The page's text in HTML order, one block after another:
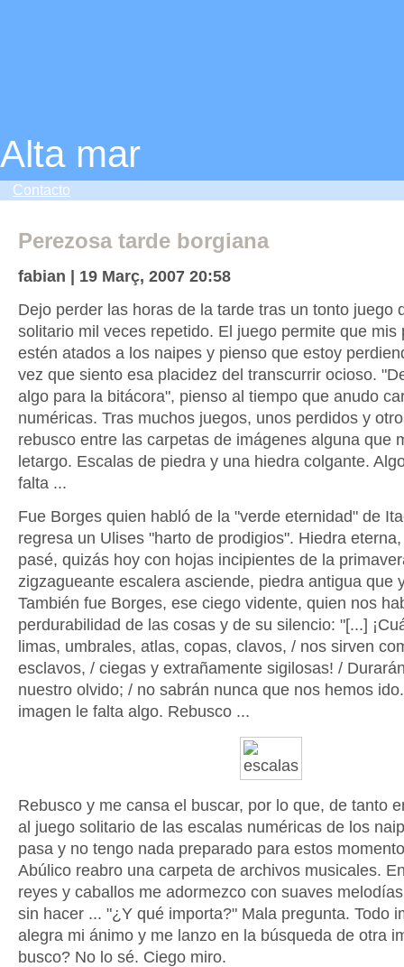
Alta mar
Contacto
Perezosa tarde borgiana
fabian | 19 Març, 2007 20:58
Dejo perder las horas de la tarde tras un tonto juego
solitario mil veces repetido. El juego permite que mis
estén atados a los naipes y pienso que estoy
vez que siento esa placidez del transcurrir ocioso.
algo para la bitácora", pienso al tiempo que anudo
numéricas. Tras muchos juegos, unos perdidos y
rebusco entre las carpetas de imágenes alguna que
letargo. Escalas de piedra y una hiedra colgante.
falta ...
Fue Borges quien habló de la "verde eternidad" de
regresa un Ulises "harto de prodigios". Hiedra
pasé, quizás hoy con hojas incipientes de la
zigzagueante escalera asciende, piedra antigua que
También fue Borges, ese ciego vidente, quien nos
perdurabilidad de las cosas y de su silencio: "[...]
limas, umbrales, atlas, copas, clavos, / nos sirven
esclavos, / ciegas y extrañamente sigilosas! /
nuestro olvido; / no sabrán nunca que nos hemos
imagen le falta algo. Rebusco ...
Rebusco y me cansa el buscar, por lo que, de tanto
al juego solitario de las escalas numéricas de los
pasa y no tengo nada preparado para estos
Abúlico reabro una carpeta de archivos musicales.
reyes y caballos me adormezco con suaves
sin hacer ... "¿Y qué importa?" Mala pregunta. Todo
alegra mi ánimo y me lanzo en la búsqueda de otra
busco? No lo sé. Ciego miro.